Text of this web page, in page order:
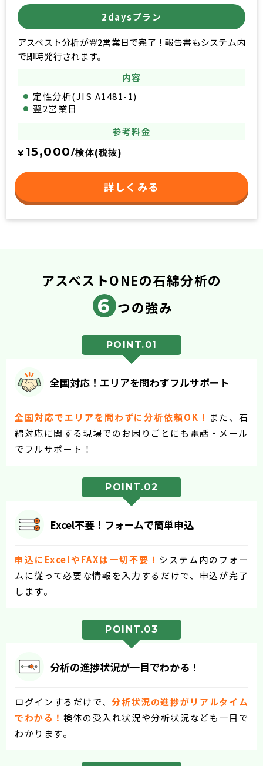
2daysプラン
アスベスト分析が翌2営業日で完了！報告書もシステム内
で即時発行されます。
内容
定性分析(JIS A1481-1)
翌2営業日
参考料金
¥15,000/検体(税抜)
詳しくみる
アスベストONEの石綿分析の
6 つの強み
POINT.01
全国対応！エリアを問わずフルサポート
全国対応でエリアを問わずに分析依頼OK！ また、石
綿対応に関する現場でのお困りごとにも電話・メール
でフルサポート！
POINT.02
Excel不要！フォームで簡単申込
申込にExcelやFAXは一切不要！ システム内のフォー
ムに従って必要な情報を入力するだけで、申込が完了
します。
POINT.03
分析の進捗状況が一目でわかる！
ログインするだけで、分析状況の進捗がリアルタイム
でわかる！ 検体の受入れ状況や分析状況なども一目で
わかります。